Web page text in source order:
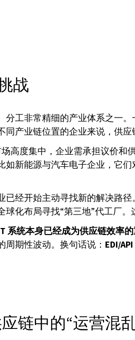
战
分工非常精细的产业体系之一
产业链位置的企业来说，供应
高度集中，企业需承担议价
如新能源与汽车电子企业，它
经开始主动寻找新的解决路
化布局寻找“第三地”代工厂
系统本身已经成为供应链效率的
期性波动。换句话说： EDI/
链中的“运营混